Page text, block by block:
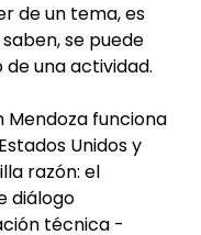
de un tema, es
se puede
una actividad.
Mendoza funciona
Unidos y
razón: el
diálogo
técnica -